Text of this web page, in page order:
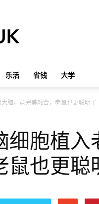
乐活 省钱 大学
脑，竟完美融合，老鼠也更聪明了
细胞植入
鼠也更聪